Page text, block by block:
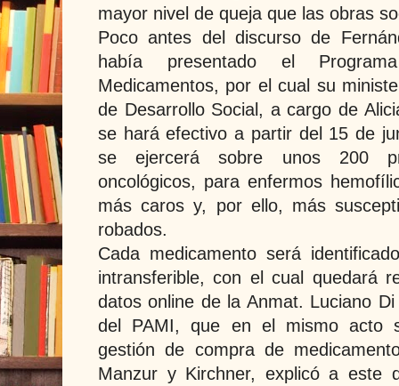
mayor nivel de queja que las obras
Poco antes del discurso de
había presentado el
Medicamentos, por el cual su
de Desarrollo Social, a cargo de
se hará efectivo a partir del 15 de
se ejercerá sobre unos 200
oncológicos, para enfermos
más caros y, por ello, más
robados.
Cada medicamento será
intransferible, con el cual quedará
datos online de la Anmat. Luciano
del PAMI, que en el mismo acto
gestión de compra de
Manzur y Kirchner, explicó a este